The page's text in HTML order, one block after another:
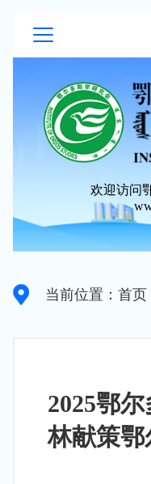
欢迎访问
当前位置：首页
2025鄂
林献策